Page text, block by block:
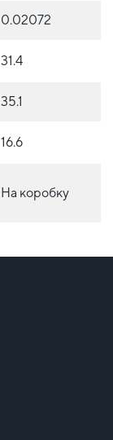
0.02072
31.4
35.1
16.6
На коробку